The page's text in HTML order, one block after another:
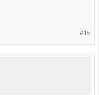
#15